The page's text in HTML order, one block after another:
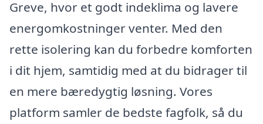
Greve, hvor et godt indeklima og lavere
energomkostninger venter. Med den
rette isolering kan du forbedre komforten
i dit hjem, samtidig med at du bidrager til
en mere bæredygtig løsning. Vores
platform samler de bedste fagfolk, så du